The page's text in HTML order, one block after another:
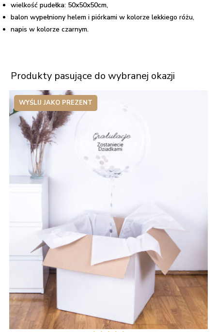
wielkość pudełka: 50x50x50cm,
balon wypełniony helem i piórkami w kolorze lekkiego różu,
napis w kolorze czarnym.
Produkty pasujące do wybranej okazji
WYŚLIJ JAKO PREZENT